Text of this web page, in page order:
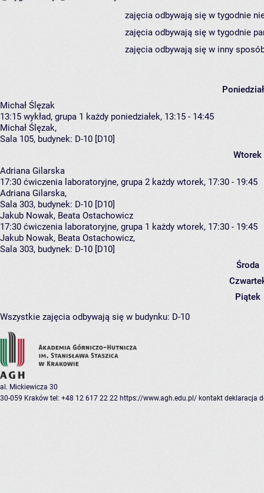
zajęcia odbywają się w tygodnie
zajęcia odbywają się w tygodnie
zajęcia odbywają się w inny
Michał Ślęzak
13:15 wykład, grupa 1 każdy poniedziałek, 13:15 - 14:45
Michał Ślęzak,
Sala 105, budynek: D-10 [D10]
Wtorek
Adriana Gilarska
17:30 ćwiczenia laboratoryjne, grupa 2 każdy wtorek, 17:30 - 19:45
Adriana Gilarska,
Sala 303, budynek: D-10 [D10]
Jakub Nowak, Beata Ostachowicz
17:30 ćwiczenia laboratoryjne, grupa 1 każdy wtorek, 17:30 - 19:45
Jakub Nowak, Beata Ostachowicz,
Sala 303, budynek: D-10 [D10]
Środa
Piątek
Wszystkie zajęcia odbywają się w budynku: D-10
al. Mickiewicza 30
30-059 Kraków tel: +48 12 617 22 22 https://www.agh.edu.pl/ kontakt deklaracja